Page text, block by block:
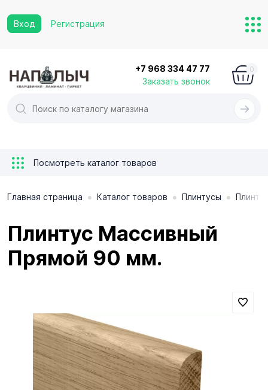
Вход Регистрация
+7 968 334 47 77
Заказать звонок
0
Посмотреть каталог товаров
Главная страница • Каталог товаров • Плинтусы •
Плинтус Массивный
Прямой 90 мм.